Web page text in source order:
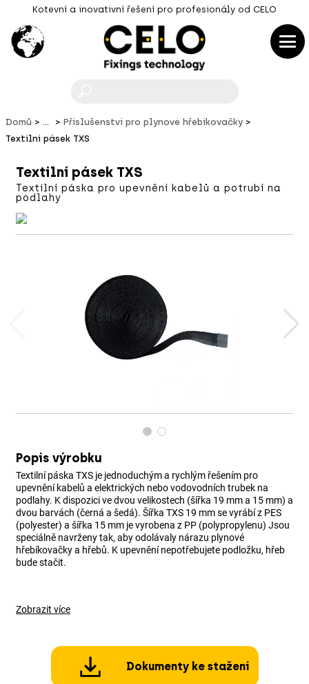
Kotevní a inovativní řešení pro profesionály od CELO
Domů ...
Příslušenství pro plynové hřebíkovačky
Textilní pásek TXS
Textilní pásek TXS
Textilní páska pro upevnění kabelů a potrubí na
podlahy
Popis výrobku
Textilní páska TXS je jednoduchým a rychlým řešením pro
upevnění kabelů a elektrických nebo vodovodních trubek na
podlahy. K dispozici ve dvou velikostech (šířka 19 mm a 15 mm) a
dvou barvách (černá a šedá). Šířka TXS 19 mm se vyrábí z PES
(polyester) a šířka 15 mm je vyrobena z PP (polypropylenu) Jsou
speciálně navrženy tak, aby odolávaly nárazu plynové
hřebíkovačky a hřebů. K upevnění nepotřebujete podložku, hřeb
bude stačit.
Zobrazit více
Dokumenty ke stažení